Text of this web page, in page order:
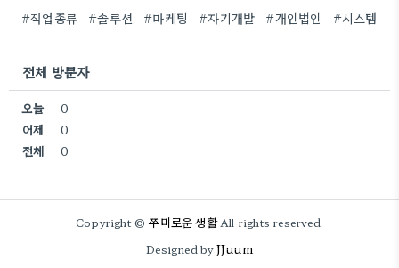
#직업종류
#솔루션 #마케팅 #자기개발 #개인법인 #시스템
전체 방문자
오늘
0
어제
0
전체
0
Copyright ©쭈미로운 생활All rights reserved.
Designed byJJuum